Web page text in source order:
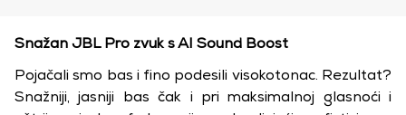
Snažan JBL Pro zvuk s AI Sound Boost
Pojačali smo bas i fino podesili visokotonac. Rezultat?
Snažniji, jasniji bas čak i pri maksimalnoj glasnoći i